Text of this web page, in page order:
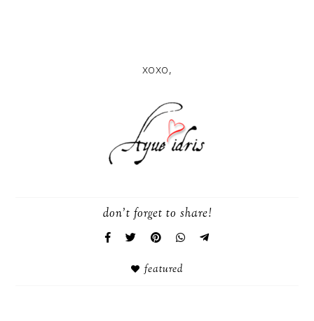
xoxo,
don't forget to share!
featured